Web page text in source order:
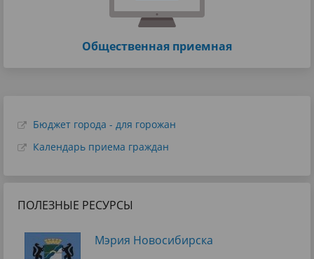
Общественная приемная
Бюджет города - для горожан
Календарь приема граждан
ПОЛЕЗНЫЕ РЕСУРСЫ
Мэрия Новосибирска